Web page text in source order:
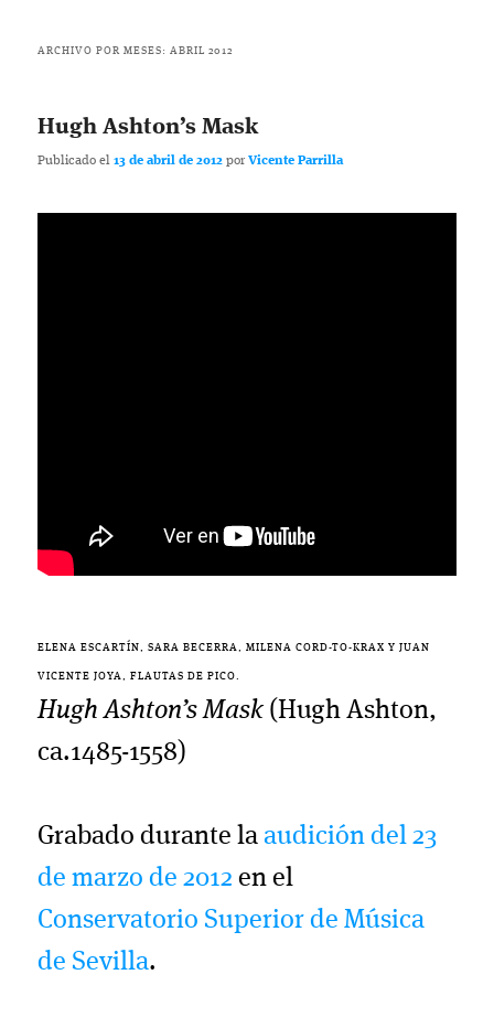
ARCHIVO POR MESES:ABRIL 2012
Hugh Ashton’s Mask
Publicado el13 de abril de 2012 porVicente Parrilla
ELENA ESCARTÍN, SARA BECERRA, MILENA CORD-TO-KRAX Y JUAN
VICENTE JOYA, FLAUTAS DE PICO.
Hugh Ashton’s Mask (Hugh Ashton,
ca.1485-1558)
Grabado durante laaudición del 23
de marzo de 2012 en el
Conservatorio Superior de Música
de Sevilla.